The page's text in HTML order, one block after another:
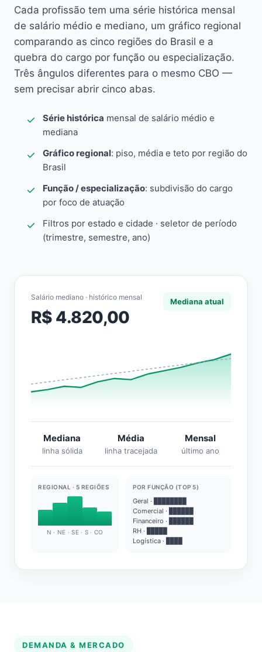
Cada profissão tem uma série histórica mensal
de salário médio e mediano, um gráfico regional
comparando as cinco regiões do Brasil e a
quebra do cargo por função ou especialização.
Três ângulos diferentes para o mesmo CBO —
sem precisar abrir cinco abas.
Série histórica mensal de salário médio e
mediana
Gráfico regional: piso, média e teto por região do
Brasil
Função / especialização: subdivisão do cargo
por foco de atuação
Filtros por estado e cidade · seletor de período
(trimestre, semestre, ano)
Salário mediano · histórico mensal
R$ 4.820,00
Mediana atual
Mediana
linha sólida
Média
linha tracejada
Mensal
último ano
REGIONAL · 5 REGIÕES
N · NE · SE · S · CO
POR FUNÇÃO (TOP 5)
Geral · ████████
Comercial · ██████
Financeiro · ██████
RH · █████
Logística · ████
DEMANDA & MERCADO